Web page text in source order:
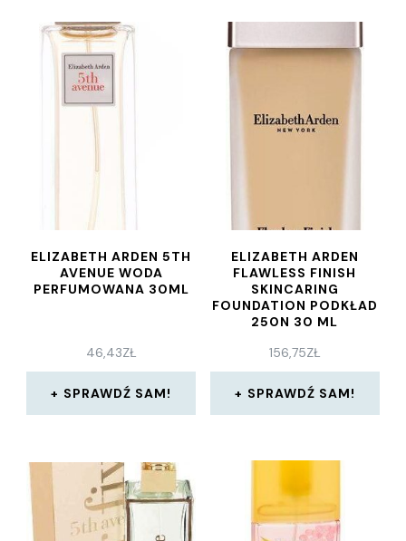
ELIZABETH ARDEN 5TH
AVENUE WODA
PERFUMOWANA 30ML
46,43ZŁ
SPRAWDŹ SAM!
ELIZABETH ARDEN
FLAWLESS FINISH
SKINCARING
FOUNDATION PODKŁAD
250N 30 ML
156,75ZŁ
SPRAWDŹ SAM!